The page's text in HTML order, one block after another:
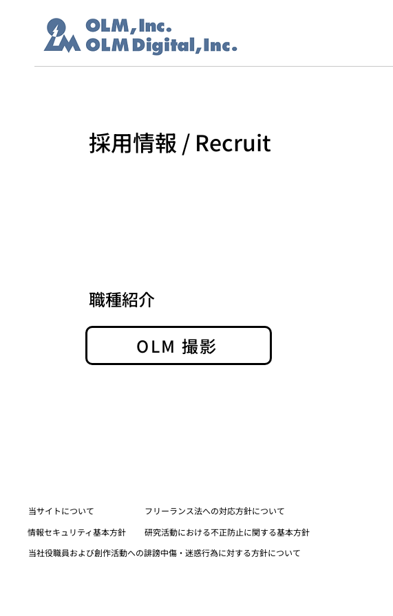
採用情報 / Recruit
職種紹介
OLM 撮影
​当サイトについて
​情報セキュリティ基本方針
フリーランス法への対応方針について
研究活動における不正防止に関する基本方針
当社役職員および創作活動への誹謗中傷・迷惑行為に対する方針について